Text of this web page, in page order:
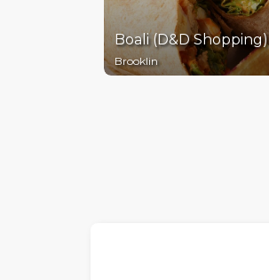
Boali (D&D Shopping)
Brooklin